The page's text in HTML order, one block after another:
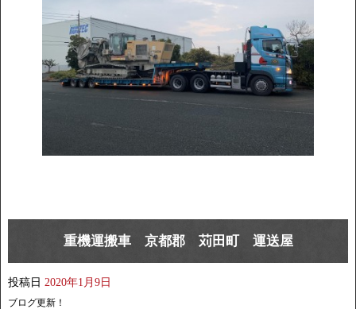
重機運搬車 京都郡 苅田町 運送屋
投稿日 2020年1月9日
ブログ更新！